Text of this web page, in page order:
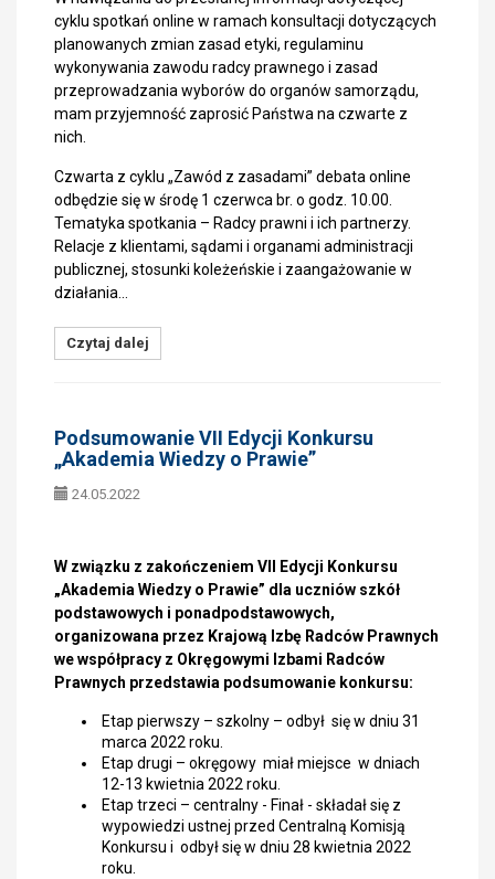
cyklu spotkań online w ramach konsultacji dotyczących
planowanych zmian zasad etyki, regulaminu
wykonywania zawodu radcy prawnego i zasad
przeprowadzania wyborów do organów samorządu,
mam przyjemność zaprosić Państwa na czwarte z
nich.
Czwarta z cyklu „Zawód z zasadami” debata online
odbędzie się w środę 1 czerwca br. o godz. 10.00.
Tematyka spotkania – Radcy prawni i ich partnerzy.
Relacje z klientami, sądami i organami administracji
publicznej, stosunki koleżeńskie i zaangażowanie w
działania…
Czytaj dalej
Podsumowanie VII Edycji Konkursu
„Akademia Wiedzy o Prawie”
24.05.2022
W związku z zakończeniem VII Edycji Konkursu
„Akademia Wiedzy o Prawie” dla uczniów szkół
podstawowych i ponadpodstawowych,
organizowana przez Krajową Izbę Radców Prawnych
we współpracy z Okręgowymi Izbami Radców
Prawnych przedstawia podsumowanie konkursu:
Etap pierwszy – szkolny – odbył się w dniu 31
marca 2022 roku.
Etap drugi – okręgowy miał miejsce w dniach
12-13 kwietnia 2022 roku.
Etap trzeci – centralny - Finał - składał się z
wypowiedzi ustnej przed Centralną Komisją
Konkursu i odbył się w dniu 28 kwietnia 2022
roku.